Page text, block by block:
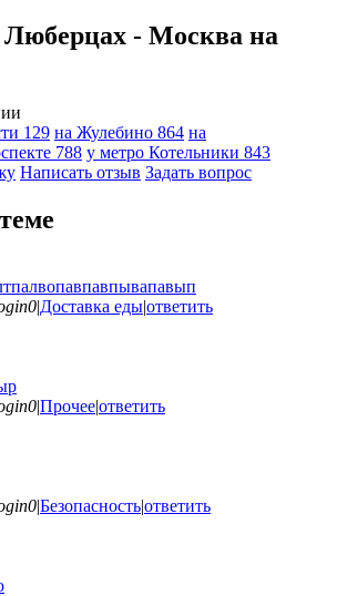
- Москва на
129 на Жулебино 864 на
788 у метро Котельники 843
Написать отзыв Задать вопрос
|Доставка еды|ответить
|Прочее|ответить
|Безопасность|ответить